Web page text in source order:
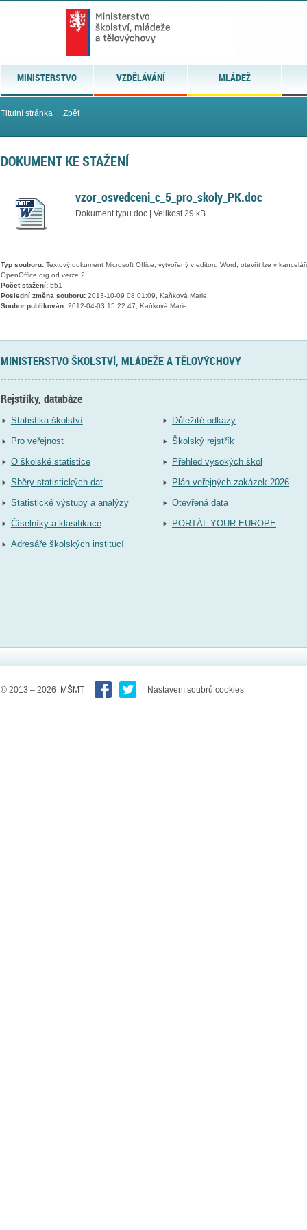
MINISTERSTVO VZDĚLÁVÁNÍ MLÁDEŽ
Titulní stránka| Zpět
DOKUMENT KE STAŽENÍ
vzor_osvedceni_c_5_pro_skoly_PK.doc
Dokument typu doc | Velikost 29 kB
Typ souboru:Textový dokument Microsoft Office, vytvořený v editoru Word, otevřít lze v
OpenOffice.org od verze 2.
Počet stažení:551
Poslední změna souboru:2013-10-09 08:01:09, Kaňková Marie
Soubor publikován:2012-04-03 15:22:47, Kaňková Marie
MINISTERSTVO ŠKOLSTVÍ, MLÁDEŽE A TĚLOVÝCHOVY
Rejstříky, databáze
Statistika školství
Pro veřejnost
O školské statistice
Sběry statistických dat
Statistické výstupy a analýzy
Číselníky a klasifikace
Adresáře školských institucí
Důležité odkazy
Školský rejstřík
Přehled vysokých škol
Plán veřejných zakázek 2026
Otevřená data
PORTÁL YOUR EUROPE
© 2013 – 2026 MŠMT Nastavení soubrů cookies